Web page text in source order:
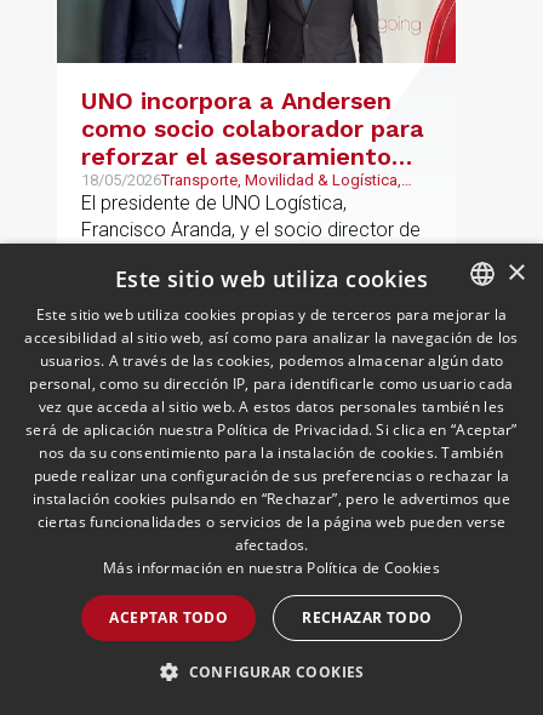
UNO incorpora a Andersen
como socio colaborador para
reforzar el asesoramiento
jurídico y fiscal del sector
logístico
18/05/2026Transporte, Movilidad & Logística,
Laboral, Fiscal, Público y Regulatorio
El presidente de UNO Logística,
Francisco Aranda, y el socio director de
han rubricado un acuerdo de
colaboración con el que ambas
entidades trabajarán para ayudar a las
empresas logísticas a anticipar y
gestionar con mayor seguridad jurídica
sus principales retos regulatorios.
LEER MÁS >>
Grandes empresas españolas
se exponen a sanciones
millonarias de Trump por
SPANISH
ENGLISH
PORTUGUESE
×
Este sitio web utiliza cookies
Este sitio web utiliza cookies propias y de terceros para mejorar la
accesibilidad al sitio web, así como para analizar la navegación de los
usuarios. A través de las cookies, podemos almacenar algún dato
personal, como su dirección IP, para identificarle como usuario cada
vez que acceda al sitio web. A estos datos personales también les
será de aplicación nuestra Política de Privacidad. Si clica en “Aceptar”
nos da su consentimiento para la instalación de cookies. También
puede realizar una configuración de sus preferencias o rechazar la
instalación cookies pulsando en “Rechazar”, pero le advertimos que
ciertas funcionalidades o servicios de la página web pueden verse
afectados.
Más información en nuestra Política de Cookies
ACEPTAR TODO RECHAZAR TODO
CONFIGURAR COOKIES